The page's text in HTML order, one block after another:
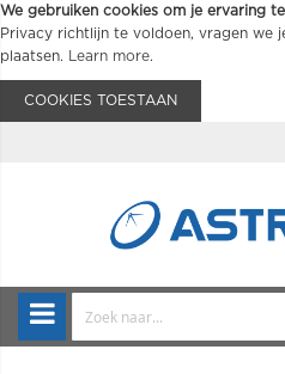
We gebruiken cookies om je ervaring
Privacy richtlijn te voldoen, vragen we
plaatsen.
Learn more.
COOKIES TOESTAAN